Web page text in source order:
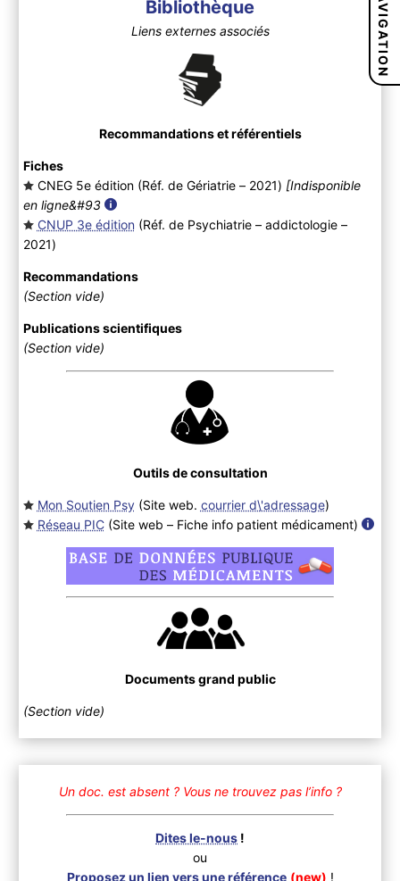
Bibliothèque
Liens externes associés
Recommandations et référentiels
Fiches
CNEG 5e édition (Réf. de Gériatrie – 2021) [Indisponible
en ligne&#93
CNUP 3e édition (Réf. de Psychiatrie – addictologie –
2021)
Recommandations
(Section vide)
Publications scientifiques
(Section vide)
Outils de consultation
Mon Soutien Psy(Site web. courrier d\'adressage)
Réseau PIC(Site web – Fiche info patient médicament)
Documents grand public
(Section vide)
Un doc. est absent ? Vous ne trouvez pas l’info ?
Dites le-nous !
ou
Proposez un lien vers une référence (new) !
NAVIGATION